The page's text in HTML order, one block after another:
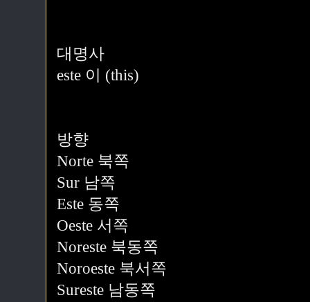
대명사
este 이 (this)
방향
Norte 북쪽
Sur 남쪽
Este 동쪽
Oeste 서쪽
Noreste 북동쪽
Noroeste 북서쪽
Sureste 남동쪽